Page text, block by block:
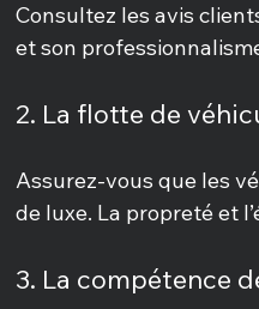
Consultez les avis
et son
2. La flotte de
Assurez-vous que les
de luxe. La propreté et
3. La compétence